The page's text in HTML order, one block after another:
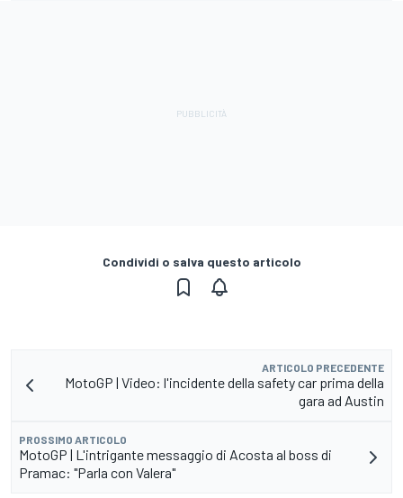
Condividi o salva questo articolo
ARTICOLO PRECEDENTE
MotoGP | Video: l'incidente della safety car prima della
gara ad Austin
PROSSIMO ARTICOLO
MotoGP | L'intrigante messaggio di Acosta al boss di
Pramac: "Parla con Valera"